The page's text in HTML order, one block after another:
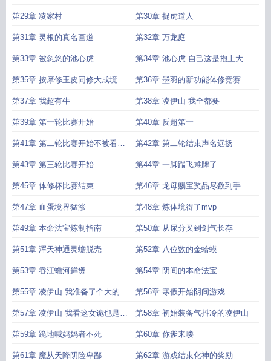
第29章 凌家村 第30章 捉虎道人
第31章 灵根的真名画道 第32章 万龙庭
第33章 被忽悠的池心虎 第34章 池心虎 自己这是抱上大腿
了
第35章 按摩修玉皮同修大成境 第36章 墨羽的新功能体修竞赛
第37章 我超有牛 第38章 凌伊山 我全都要
第39章 第一轮比赛开始 第40章 反超第一
第41章 第二轮比赛开始不被看好
的凌伊山
第42章 第二轮结束声名远扬
第43章 第三轮比赛开始 第44章 一脚踹飞摊牌了
第45章 体修杯比赛结束 第46章 龙母赐宝奖品尽数到手
第47章 血蛋境界猛涨 第48章 炼体境得了mvp
第49章 本命法宝炼制指南 第50章 从尿分叉到剑气长存
第51章 浑天神通灵蟾脱壳 第52章 八位数的金蛤蟆
第53章 吞江蟾河鲜煲 第54章 阴间的本命法宝
第55章 凌伊山 我准备了个大的 第56章 寒假开始阴间游戏
第57章 凌伊山 我看这女诡也是风
韵犹存
第58章 初始装备气抖冷的凌伊山
第59章 跪地喊妈妈者不死 第60章 你爹来喽
第61章 魔从天降阴险卑鄙 第62章 游戏结束化神的奖励